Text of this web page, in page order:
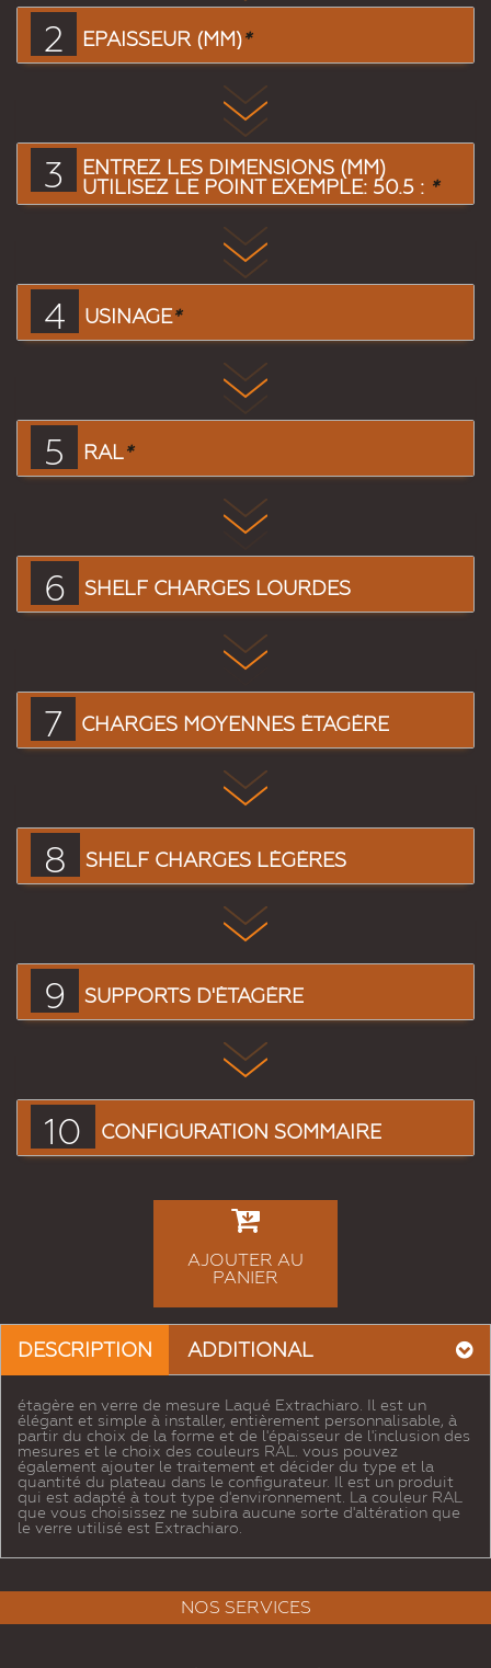
2 EPAISSEUR (MM)*
3
ENTREZ LES DIMENSIONS (MM)
UTILISEZ LE POINT EXEMPLE: 50.5 : *
4 USINAGE*
5 RAL*
6 SHELF CHARGES LOURDES
7 CHARGES MOYENNES ÉTAGÈRE
8 SHELF CHARGES LÉGÈRES
9 SUPPORTS D'ÉTAGÈRE
10 CONFIGURATION SOMMAIRE
AJOUTER AU
PANIER
DESCRIPTION ADDITIONAL
étagère en verre de mesure Laqué Extrachiaro. Il est un
élégant et simple à installer, entièrement personnalisable, à
partir du choix de la forme et de l'épaisseur de l'inclusion des
mesures et le choix des couleurs RAL. vous pouvez
également ajouter le traitement et décider du type et la
quantité du plateau dans le configurateur. Il est un produit
qui est adapté à tout type d'environnement. La couleur RAL
que vous choisissez ne subira aucune sorte d'altération que
le verre utilisé est Extrachiaro.
NOS SERVICES